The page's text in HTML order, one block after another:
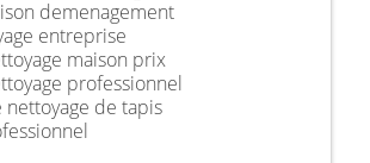
demenagement
entreprise
maison prix
professionnel
de tapis